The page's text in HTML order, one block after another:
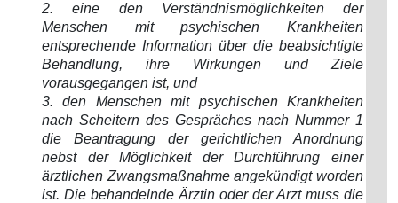
2. eine den Verständnismöglichkeiten der
Menschen mit psychischen Krankheiten
entsprechende Information über die beabsichtigte
Behandlung, ihre Wirkungen und Ziele
vorausgegangen ist, und
3. den Menschen mit psychischen Krankheiten
nach Scheitern des Gespräches nach Nummer 1
die Beantragung der gerichtlichen Anordnung
nebst der Möglichkeit der Durchführung einer
ärztlichen Zwangsmaßnahme angekündigt worden
ist. Die behandelnde Ärztin oder der Arzt muss die